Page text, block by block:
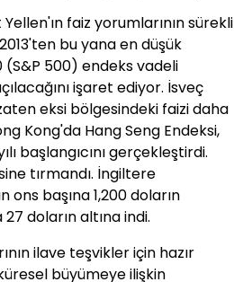
faiz yorumlarının sürekli
bu yana en düşük
500) endeks vadeli
işaret ediyor. İsveç
eksi bölgesindeki faizi daha
Kong'da Hang Seng Endeksi,
başlangıcını gerçekleştirdi.
tırmandı. İngiltere
başına 1,200 doların
doların altına indi.
ilave teşvikler için hazır
büyümeye ilişkin